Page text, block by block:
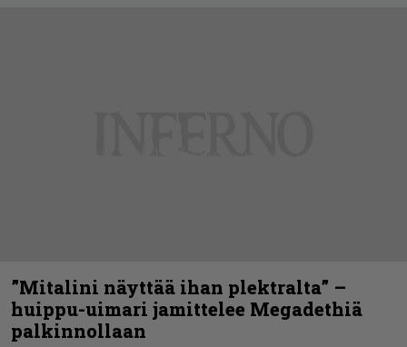
”Mitalini näyttää ihan plektralta” –
huippu-uimari jamittelee Megadethiä
palkinnollaan